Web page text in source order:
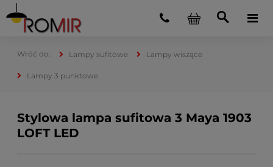
Lampy sufitowe Lampy wiszące
Lampy 3 punktowe
Stylowa lampa sufitowa 3 Maya 1903
LOFT LED